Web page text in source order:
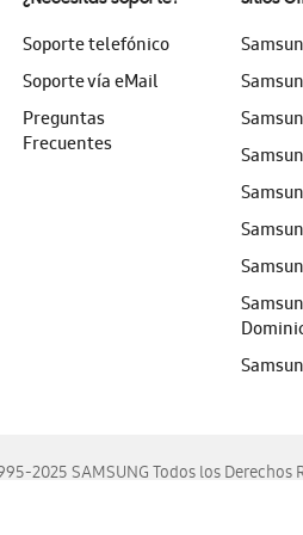
Soporte telefónico
Soporte vía eMail
Preguntas
Frecuentes
2025 SAMSUNG Todos los Derechos